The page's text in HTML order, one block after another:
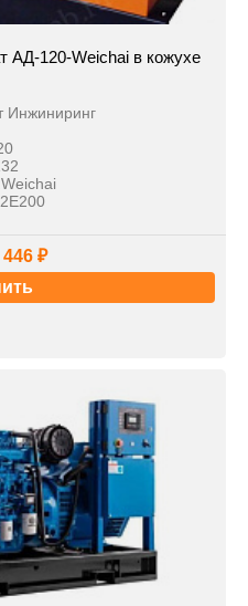
АД-120-Weichai в кожухе
Инжиниринг
Weichai
446 ₽